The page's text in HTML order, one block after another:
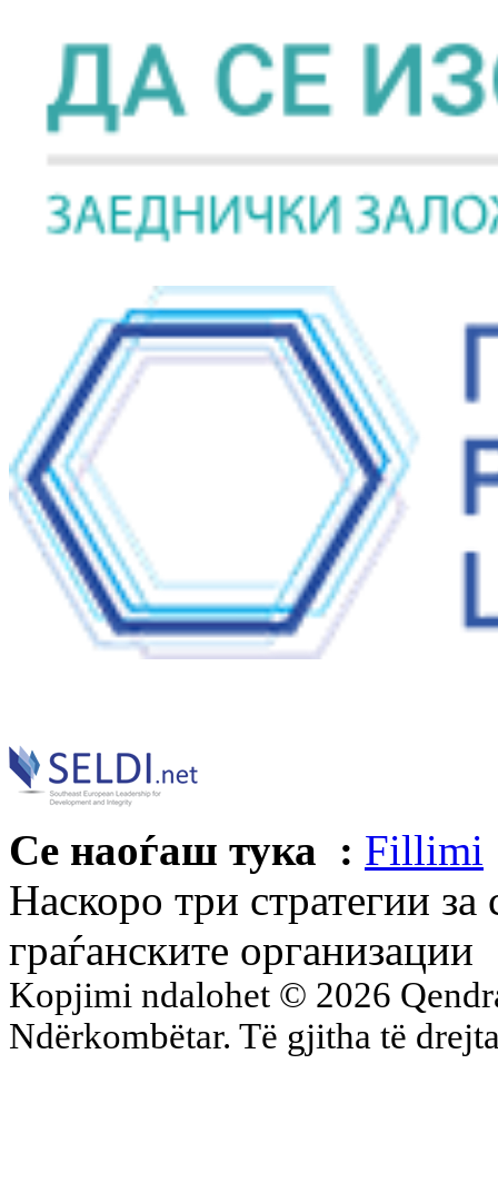
Се наоѓаш тука : Fillimi
Наскоро три стратегии
граѓанските организации
Kopjimi ndalohet © 2026
Ndërkombëtar. Të gjitha të